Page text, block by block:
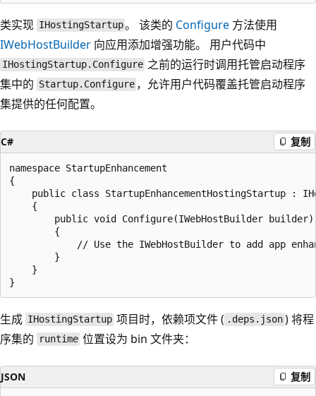
类实现 IHostingStartup。 该类的 Configure 方法使用
IWebHostBuilder 向应用添加增强功能。 用户代码中
IHostingStartup.Configure 之前的运行时调用托管启动程序
集中的 Startup.Configure ，允许用户代码覆盖托管启动程序
集提供的任何配置。
C# 复制
namespace StartupEnhancement
{
public class StartupEnhancementHostingStartup :
    {
        public void Configure(IWebHostBuilder builder)
        {
// Use the IWebHostBuilder to add app
        }
    }
生成 IHostingStartup 项目时，依赖项文件 ( .deps.json) 将程
序集的
runtime 位置设为 bin 文件夹：
JSON 复制